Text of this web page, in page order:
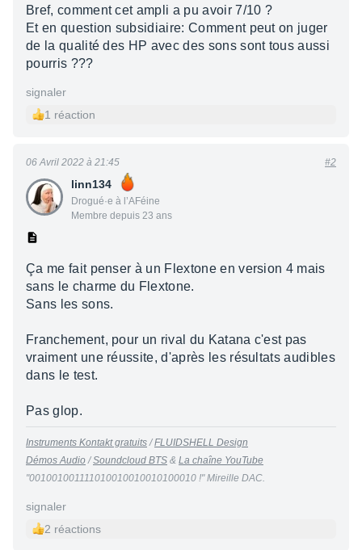
Bref, comment cet ampli a pu avoir 7/10 ?
Et en question subsidiaire: Comment peut on juger
de la qualité des HP avec des sons sont tous aussi
pourris ???
signaler
1 réaction
linn134
Drogué·e à l’AFéine
Membre depuis 23 ans
06 Avril 2022 à 21:45 #2
Ça me fait penser à un Flextone en version 4 mais
sans le charme du Flextone.
Sans les sons.
Franchement, pour un rival du Katana c'est pas
vraiment une réussite, d'après les résultats audibles
dans le test.
Pas glop.
Instruments Kontakt gratuits/FLUIDSHELL Design
Démos Audio/Soundcloud BTS & La chaîne YouTube
"001001001111010010010010100010 !" Mireille DAC.
signaler
2 réactions